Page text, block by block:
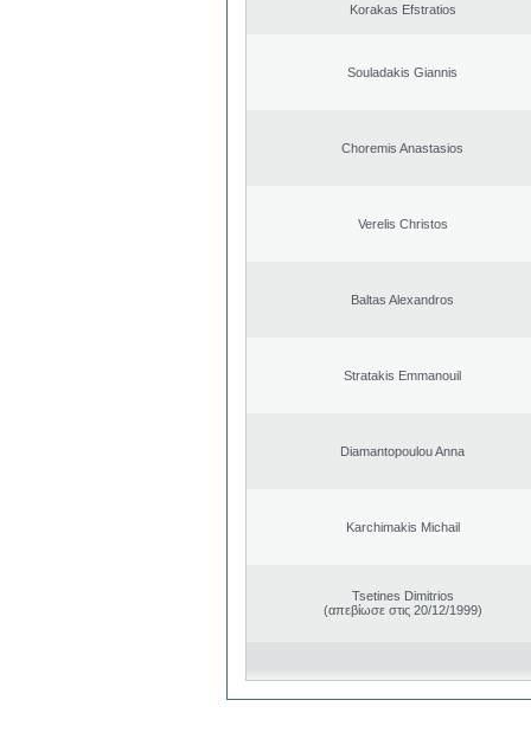
Korakas Efstratios
Souladakis Giannis
Choremis Anastasios
Verelis Christos
Baltas Alexandros
Stratakis Emmanouil
Diamantopoulou Anna
Karchimakis Michail
Tsetines Dimitrios
(απεβίωσε στις 20/12/1999)